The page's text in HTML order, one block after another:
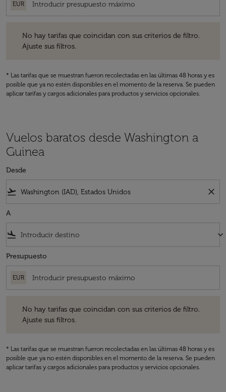
EUR
No hay tarifas que coincidan con sus criterios de filtro.
Ajuste sus filtros.
* Las tarifas que se muestran fueron recolectadas en las últimas 48 horas y es
posible que ya no estén disponibles en el momento de la reserva. Se pueden
aplicar tarifas y cargos adicionales para productos y servicios opcionales.
Vuelos baratos desde Washington a
Guinea
Desde
flight_takeoff close
A
flight_land keyboard_arrow_down
Presupuesto
EUR
No hay tarifas que coincidan con sus criterios de filtro.
Ajuste sus filtros.
* Las tarifas que se muestran fueron recolectadas en las últimas 48 horas y es
posible que ya no estén disponibles en el momento de la reserva. Se pueden
aplicar tarifas y cargos adicionales para productos y servicios opcionales.